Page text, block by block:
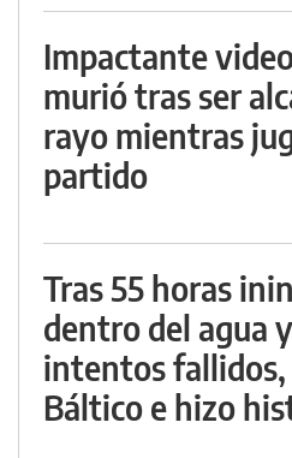
Impactante
murió tras ser
rayo mientras
partido
Tras 55 horas
dentro del agua
intentos fallidos,
Báltico e hizo